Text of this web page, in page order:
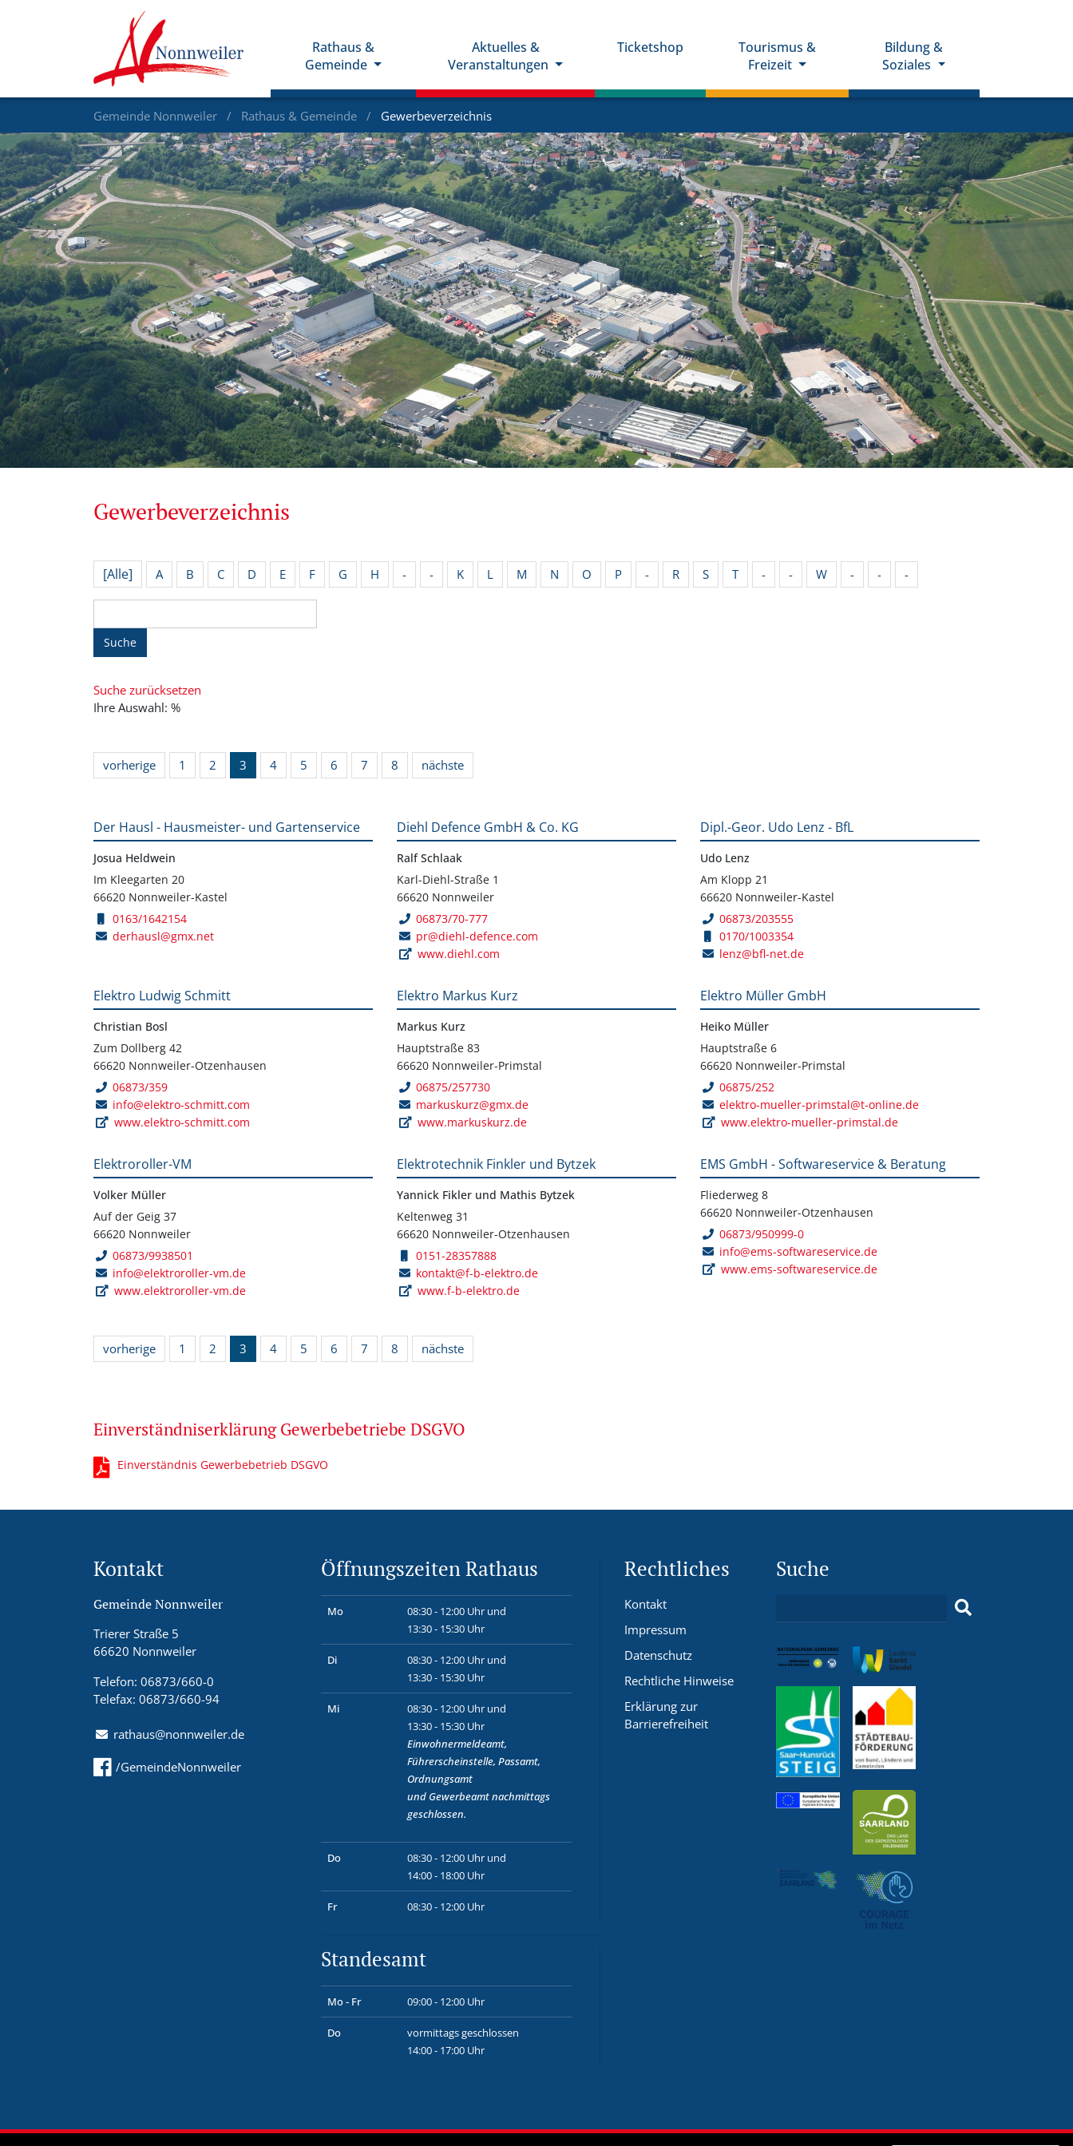
Rathaus &
Gemeinde
Aktuelles &
Veranstaltungen
Ticketshop
Tourismus &
Freizeit
Bildung &
Soziales
Gemeinde Nonnweiler Rathaus & Gemeinde Gewerbeverzeichnis
Gewerbeverzeichnis
[Alle] A B C D E F G H - - K L M N O P - R S T - - W - - -
Suche
Suche zurücksetzen
Ihre Auswahl: %
vorherige 1 2 3 4 5 6 7 8 nächste
Der Hausl - Hausmeister- und Gartenservice
Josua Heldwein
Im Kleegarten 20
66620 Nonnweiler-Kastel
0163/1642154
derhausl@gmx.net
Diehl Defence GmbH & Co. KG
Ralf Schlaak
Karl-Diehl-Straße 1
66620 Nonnweiler
06873/70-777
pr@diehl-defence.com
www.diehl.com
Dipl.-Geor. Udo Lenz - BfL
Udo Lenz
Am Klopp 21
66620 Nonnweiler-Kastel
06873/203555
0170/1003354
lenz@bfl-net.de
Elektro Ludwig Schmitt
Christian Bosl
Zum Dollberg 42
66620 Nonnweiler-Otzenhausen
06873/359
info@elektro-schmitt.com
www.elektro-schmitt.com
Elektro Markus Kurz
Markus Kurz
Hauptstraße 83
66620 Nonnweiler-Primstal
06875/257730
markuskurz@gmx.de
www.markuskurz.de
Elektro Müller GmbH
Heiko Müller
Hauptstraße 6
66620 Nonnweiler-Primstal
06875/252
elektro-mueller-primstal@t-online.de
www.elektro-mueller-primstal.de
Elektroroller-VM
Volker Müller
Auf der Geig 37
66620 Nonnweiler
06873/9938501
info@elektroroller-vm.de
www.elektroroller-vm.de
Elektrotechnik Finkler und Bytzek
Yannick Fikler und Mathis Bytzek
Keltenweg 31
66620 Nonnweiler-Otzenhausen
0151-28357888
kontakt@f-b-elektro.de
www.f-b-elektro.de
EMS GmbH - Softwareservice & Beratung
Fliederweg 8
66620 Nonnweiler-Otzenhausen
06873/950999-0
info@ems-softwareservice.de
www.ems-softwareservice.de
vorherige 1 2 3 4 5 6 7 8 nächste
Einverständniserklärung Gewerbebetriebe DSGVO
Einverständnis Gewerbebetrieb DSGVO
Kontakt
Gemeinde Nonnweiler
Trierer Straße 5
66620 Nonnweiler
Telefon: 06873/660-0
Telefax: 06873/660-94
rathaus@nonnweiler.de
/GemeindeNonnweiler
Öffnungszeiten Rathaus
Mo
08:30 - 12:00 Uhr und
13:30 - 15:30 Uhr
Di
08:30 - 12:00 Uhr und
13:30 - 15:30 Uhr
Mi
08:30 - 12:00 Uhr und
13:30 - 15:30 Uhr
Einwohnermeldeamt,
Führerscheinstelle, Passamt,
Ordnungsamt
und Gewerbeamtnachmittags
geschlossen.
Do
08:30 - 12:00 Uhr und
14:00 - 18:00 Uhr
Fr 08:30 - 12:00 Uhr
Standesamt
Mo - Fr 09:00 - 12:00 Uhr
Do
vormittags geschlossen
14:00 - 17:00 Uhr
Rechtliches
Kontakt
Impressum
Datenschutz
Rechtliche Hinweise
Erklärung zur
Barrierefreiheit
Suche